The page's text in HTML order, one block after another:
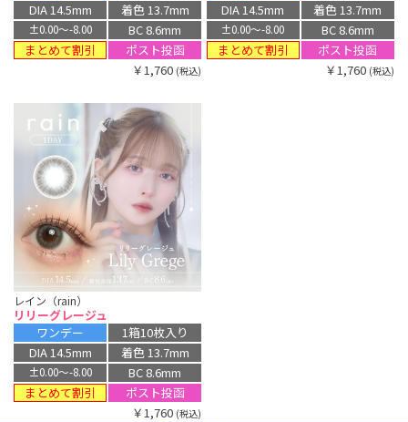
DIA 14.5mm
着色 13.7mm
±0.00〜-8.00
BC 8.6mm
まとめて割引
ポスト投函
￥1,760 (税込)
DIA 14.5mm
着色 13.7mm
±0.00〜-8.00
BC 8.6mm
まとめて割引
ポスト投函
￥1,760 (税込)
レイン（rain）
リリーグレージュ
ワンデー
1箱10枚入り
DIA 14.5mm
着色 13.7mm
±0.00〜-8.00
BC 8.6mm
まとめて割引
ポスト投函
￥1,760 (税込)